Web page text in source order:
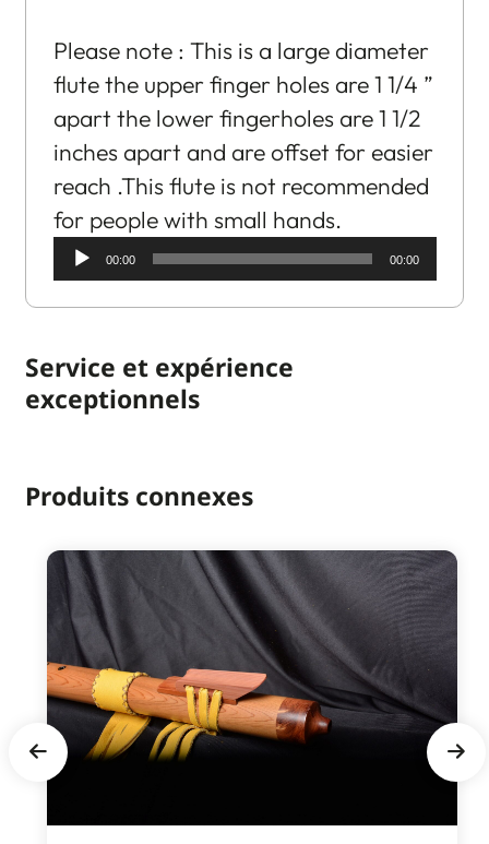
Please note : This is a large diameter
flute the upper finger holes are 1 1/4 ”
apart the lower fingerholes are 1 1/2
inches apart and are offset for easier
reach .This flute is not recommended
for people with small hands.
Audio
Player
00:00 00:00
Service et expérience
exceptionnels
Produits connexes